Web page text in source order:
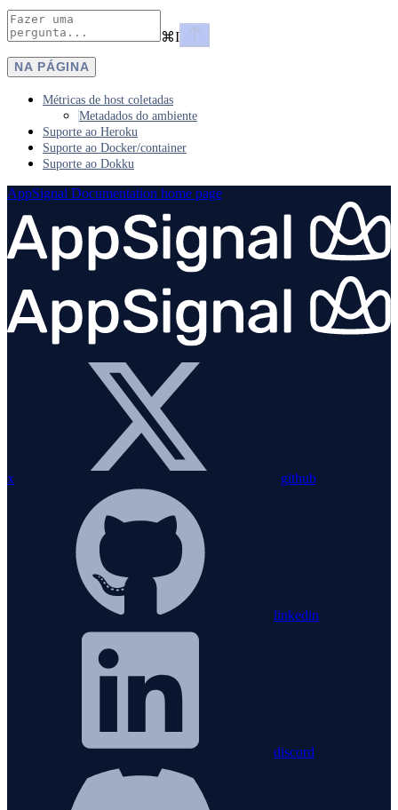
⌘I
NA PÁGINA
Métricas de host coletadas
Metadados do ambiente
Suporte ao Heroku
Suporte ao Docker/container
Suporte ao Dokku
AppSignal Documentation home page
x github
linkedin
discord